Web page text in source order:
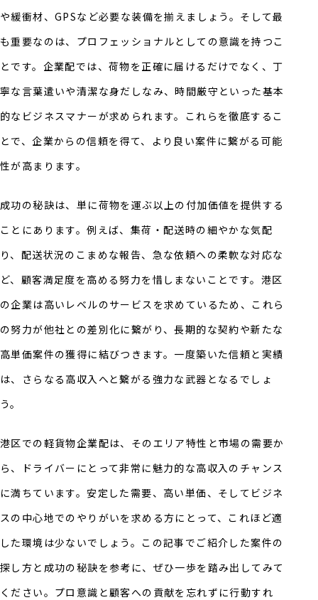
や緩衝材、GPSなど必要な装備を揃えましょう。そして最
も重要なのは、プロフェッショナルとしての意識を持つこ
とです。企業配では、荷物を正確に届けるだけでなく、丁
寧な言葉遣いや清潔な身だしなみ、時間厳守といった基本
的なビジネスマナーが求められます。これらを徹底するこ
とで、企業からの信頼を得て、より良い案件に繋がる可能
性が高まります。
成功の秘訣は、単に荷物を運ぶ以上の付加価値を提供する
ことにあります。例えば、集荷・配送時の細やかな気配
り、配送状況のこまめな報告、急な依頼への柔軟な対応な
ど、顧客満足度を高める努力を惜しまないことです。港区
の企業は高いレベルのサービスを求めているため、これら
の努力が他社との差別化に繋がり、長期的な契約や新たな
高単価案件の獲得に結びつきます。一度築いた信頼と実績
は、さらなる高収入へと繋がる強力な武器となるでしょ
う。
港区での軽貨物企業配は、そのエリア特性と市場の需要か
ら、ドライバーにとって非常に魅力的な高収入のチャンス
に満ちています。安定した需要、高い単価、そしてビジネ
スの中心地でのやりがいを求める方にとって、これほど適
した環境は少ないでしょう。この記事でご紹介した案件の
探し方と成功の秘訣を参考に、ぜひ一歩を踏み出してみて
ください。プロ意識と顧客への貢献を忘れずに行動すれ